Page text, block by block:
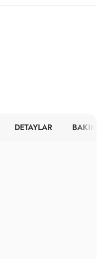
DETAYLAR BAKIM